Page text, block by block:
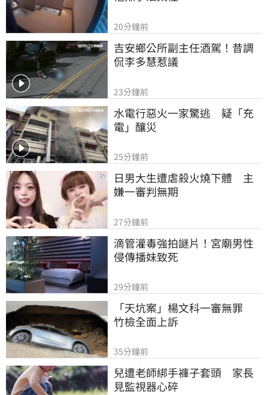
20分鐘前
吉安鄉公所副主任酒駕！昔調
侃李多慧惹議
23分鐘前
水電行惡火一家驚逃　疑「充
電」釀災
25分鐘前
日男大生遭虐殺火燒下體　主
嫌一審判無期
27分鐘前
滴管灌毒強拍謎片！宮廟男性
侵傳播妹致死
29分鐘前
「天坑案」楊文科一審無罪
竹檢全面上訴
35分鐘前
兒遭老師綁手褲子套頭　家長
見監視器心碎